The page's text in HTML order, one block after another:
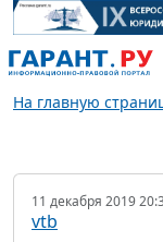
На главную
11 декабря 2019
vtb